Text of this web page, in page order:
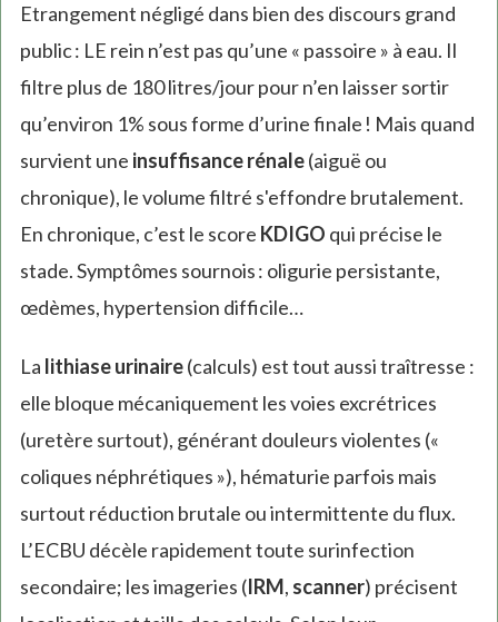
Etrangement négligé dans bien des discours grand
public : LE rein n’est pas qu’une « passoire » à eau. Il
filtre plus de 180 litres/jour pour n’en laisser sortir
qu’environ 1% sous forme d’urine finale ! Mais quand
survient une insuffisance rénale(aiguë ou
chronique), le volume filtré s'effondre brutalement.
En chronique, c’est le score KDIGO qui précise le
stade. Symptômes sournois : oligurie persistante,
œdèmes, hypertension difficile…
La lithiase urinaire(calculs) est tout aussi traîtresse :
elle bloque mécaniquement les voies excrétrices
(uretère surtout), générant douleurs violentes («
coliques néphrétiques »), hématurie parfois mais
surtout réduction brutale ou intermittente du flux.
L’ECBU décèle rapidement toute surinfection
secondaire; les imageries (IRM, scanner) précisent